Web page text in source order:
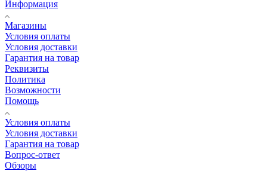
Информация
Магазины
Условия оплаты
Условия доставки
Гарантия на товар
Реквизиты
Политика
Возможности
Помощь
Условия оплаты
Условия доставки
Гарантия на товар
Вопрос-ответ
Обзоры